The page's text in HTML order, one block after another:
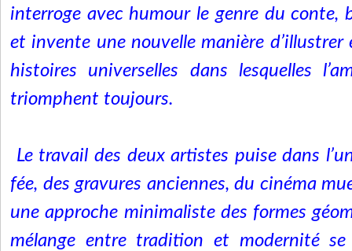
interroge avec humour le genre du conte,
et invente une nouvelle manière d’illustrer
histoires universelles dans lesquelles
triomphent toujours.
Le travail des deux artistes puise dans
fée, des gravures anciennes, du cinéma
une approche minimaliste des formes
mélange entre tradition et modernité